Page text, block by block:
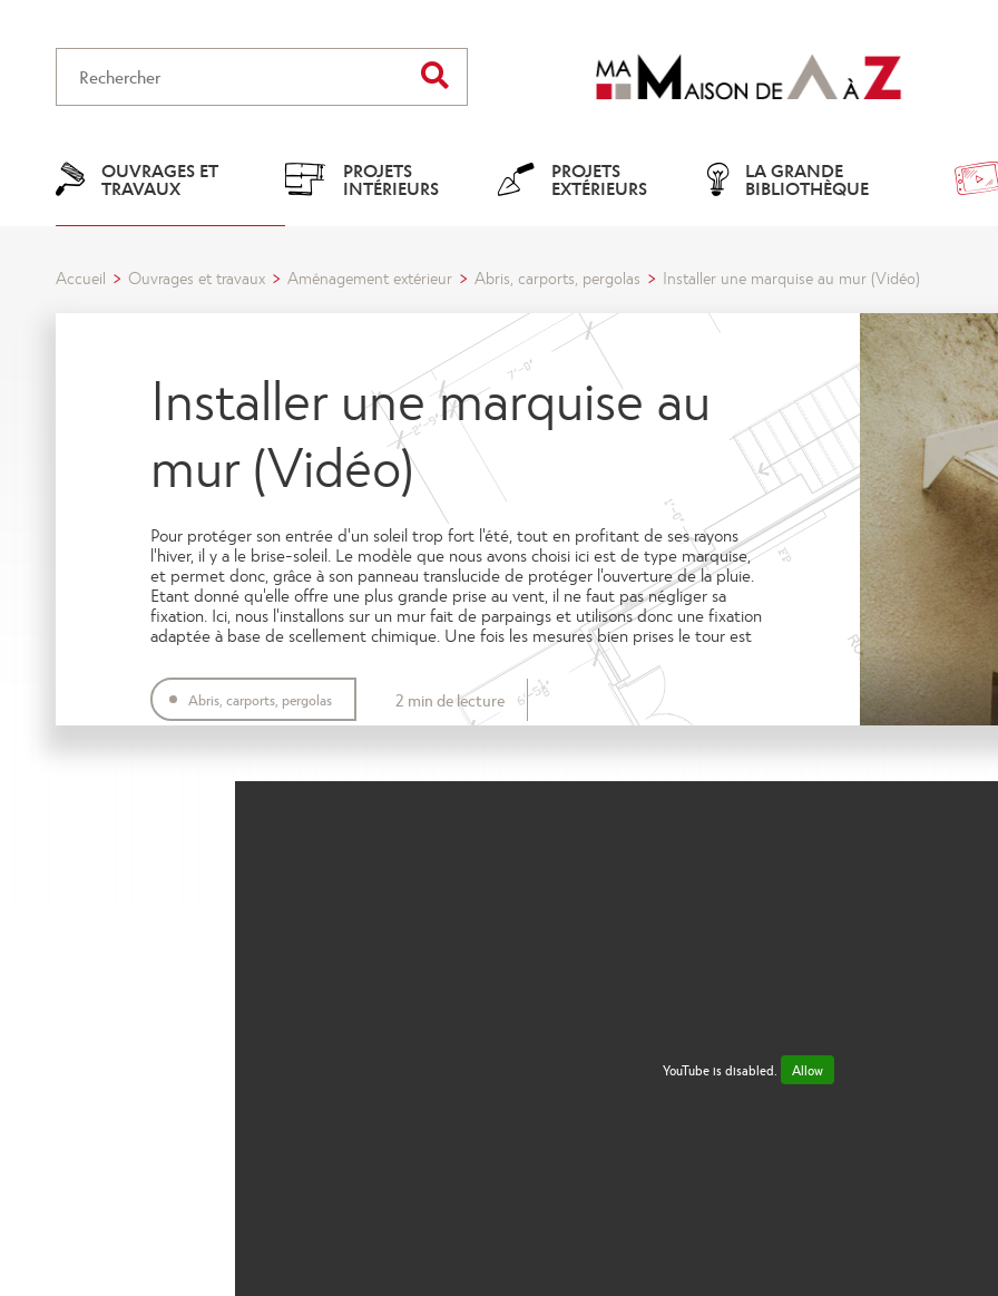
OUVRAGES ET
TRAVAUX
PROJETS
INTÉRIEURS
PROJETS
EXTÉRIEURS
LA GRANDE
BIBLIOTHÈQUE
Accueil Ouvrages et travaux Aménagement extérieur Abris, carports, pergolas Installer une marquise au mur (Vidéo)
Installer une marquise au
mur (Vidéo)
Abris, carports, pergolas 2 min de lecture
Pour protéger son entrée d'un soleil trop fort l'été, tout en profitant de ses rayons
l'hiver, il y a le brise-soleil. Le modèle que nous avons choisi ici est de type marquise,
et permet donc, grâce à son panneau translucide de protéger l'ouverture de la pluie.
Etant donné qu'elle offre une plus grande prise au vent, il ne faut pas négliger sa
fixation. Ici, nous l'installons sur un mur fait de parpaings et utilisons donc une fixation
adaptée à base de scellement chimique. Une fois les mesures bien prises le tour est
YouTube is disabled. Allow